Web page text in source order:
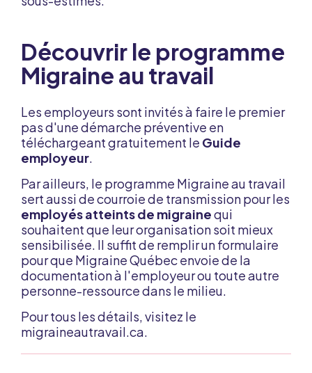
Découvrir le programme
Migraine au travail
Les employeurs sont invités à faire le premier
pas d'une démarche préventive en
téléchargeant gratuitement le Guide
employeur.
Par ailleurs, le programme Migraine au travail
sert aussi de courroie de transmission pour les
employés atteints de migrainequi
souhaitent que leur organisation soit mieux
sensibilisée. Il suffit de remplir un formulaire
pour que Migraine Québec envoie de la
documentation à l'employeur ou toute autre
personne-ressource dans le milieu.
Pour tous les détails, visitez le
migraineautravail.ca.